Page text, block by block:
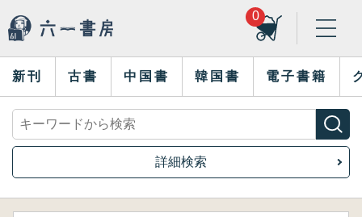
0
新刊 古書 中国書 韓国書 電子書籍
詳細検索